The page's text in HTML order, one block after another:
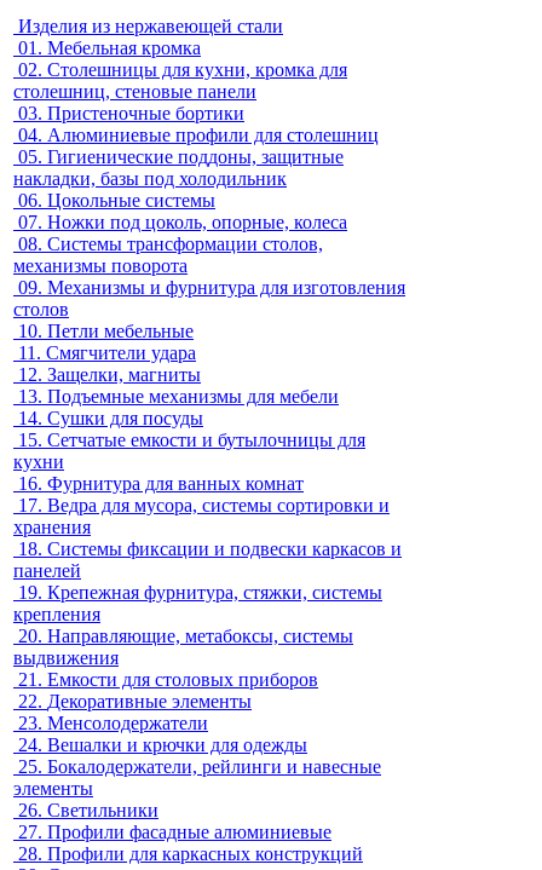
Изделия из нержавеющей стали
01. Мебельная кромка
02. Столешницы для кухни, кромка для
столешниц, стеновые панели
03. Пристеночные бортики
04. Алюминиевые профили для столешниц
05. Гигиенические поддоны, защитные
накладки, базы под холодильник
06. Цокольные системы
07. Ножки под цоколь, опорные, колеса
08. Системы трансформации столов,
механизмы поворота
09. Механизмы и фурнитура для изготовления
столов
10. Петли мебельные
11. Смягчители удара
12. Защелки, магниты
13. Подъемные механизмы для мебели
14. Сушки для посуды
15. Сетчатые емкости и бутылочницы для
кухни
16. Фурнитура для ванных комнат
17. Ведра для мусора, системы сортировки и
хранения
18. Системы фиксации и подвески каркасов и
панелей
19. Крепежная фурнитура, стяжки, системы
крепления
20. Направляющие, метабоксы, системы
выдвижения
21. Емкости для столовых приборов
22. Декоративные элементы
23. Менсолодержатели
24. Вешалки и крючки для одежды
25. Бокалодержатели, рейлинги и навесные
элементы
26. Светильники
27. Профили фасадные алюминиевые
28. Профили для каркасных конструкций